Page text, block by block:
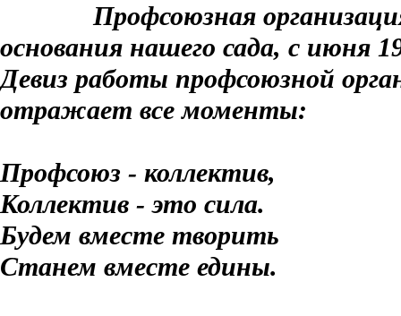
Профсоюзная организация
основания нашего сада, с июня
Девиз работы профсоюзной
отражает все моменты:
Профсоюз - коллектив,
Коллектив - это сила.
Будем вместе творить
Станем вместе едины.